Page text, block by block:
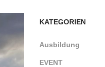
KATEGORIEN
Ausbildung
EVENT